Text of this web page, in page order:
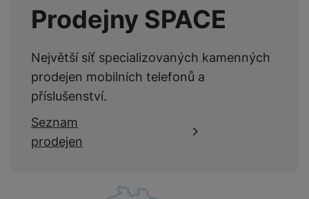
Prodejny SPACE
Největší síť specializovaných kamenných
prodejen mobilních telefonů a
příslušenství.
Seznam
prodejen